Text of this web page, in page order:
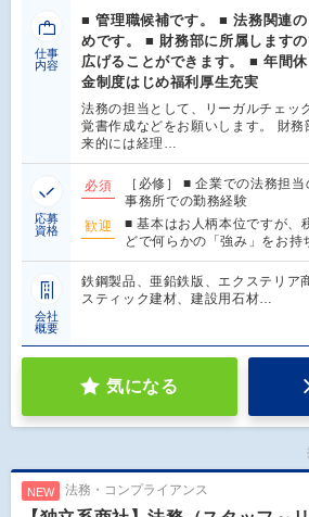
仕事
内容
■ 管理職候補です。 ■ 法務関連
めです。 ■ 財務部に所属します
広げることができます。 ■ 年間
金制度はじめ福利厚生充実
法務の担当として、リーガルチェッ
覚書作成などをお願いします。 財
来的には経理…
応募
資格
必須
［必修］ ■ 企業での法務担
事務所での勤務経験
歓迎
■ 基本はお人柄本位ですが、
どで何らかの「強み」をお持
会社
概要
鉄鋼製品、亜鉛鉄版、エクステリア
スティック建材、建設用石材…
気になる
NEW 法務・コンプライアンス